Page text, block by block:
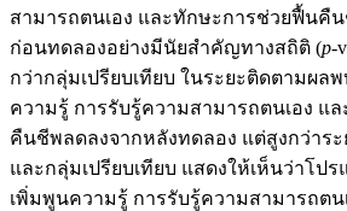
สามารถตนเอง และทักษะการช่วยฟื้นคื
ก่อนทดลองอย่างมีนัยสำคัญทางสถิติ (p-
กว่ากลุ่มเปรียบเทียบ ในระยะติดตามผล
ความรู้ การรับรู้ความสามารถตนเอง แ
คืนชีพลดลงจากหลังทดลอง แต่สูงกว่าร
และกลุ่มเปรียบเทียบ แสดงให้เห็นว่าโป
เพิ่มพูนความรู้ การรับรู้ความสามารถตน